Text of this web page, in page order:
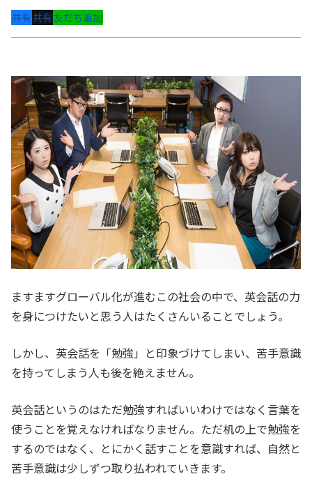
共有共有友だち追加
ますますグローバル化が進むこの社会の中で、英会話の力
を身につけたいと思う人はたくさんいることでしょう。
しかし、英会話を「勉強」と印象づけてしまい、苦手意識
を持ってしまう人も後を絶えません。
英会話というのはただ勉強すればいいわけではなく言葉を
使うことを覚えなければなりません。ただ机の上で勉強を
するのではなく、とにかく話すことを意識すれば、自然と
苦手意識は少しずつ取り払われていきます。